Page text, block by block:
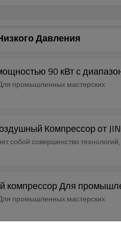
Давления
90 кВт с
Для промышленных мастерских
Компрессор от
собой совершенство
компрессор Для
Для промышленных мастерских